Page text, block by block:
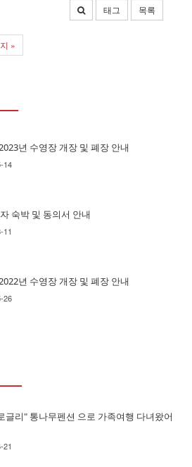
태그 목록
»
년 수영장 개장 및 폐장 안내
14
숙박 및 동의서 안내
11
년 수영장 개장 및 폐장 안내
26
글리" 통나무펜션 으로 가족여행 다녀왔어
21